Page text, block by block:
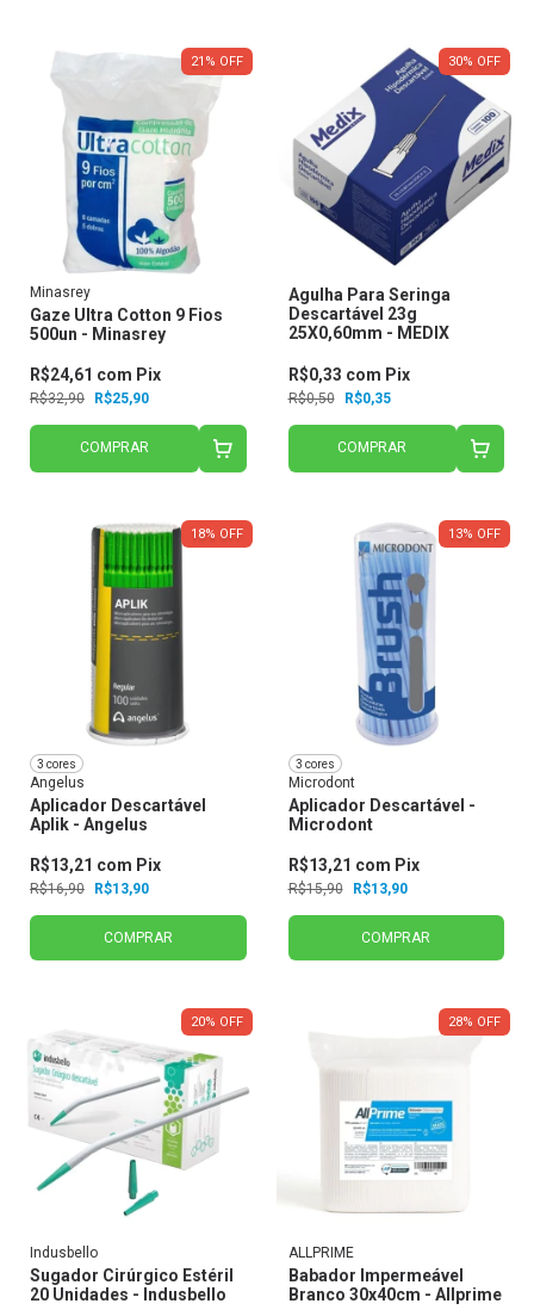
21 % OFF
Minasrey
Gaze Ultra Cotton 9 Fios
500un - Minasrey
R$32,90 R$25,90
R$24,61 com Pix
COMPRAR
30% OFF
Agulha Para Seringa
Descartável 23g
25X0,60mm - MEDIX
R$0,50 R$0,35
R$0,33 com Pix
COMPRAR
18% OFF
3 cores
Angelus
Aplicador Descartável
Aplik - Angelus
R$16,90 R$13,90
R$13,21 com Pix
COMPRAR
13% OFF
3 cores
Microdont
Aplicador Descartável -
Microdont
R$15,90 R$13,90
R$13,21 com Pix
COMPRAR
20% OFF
Indusbello
Sugador Cirúrgico Estéril
20 Unidades - Indusbello
28% OFF
ALLPRIME
Babador Impermeável
Branco 30x40cm - Allprime